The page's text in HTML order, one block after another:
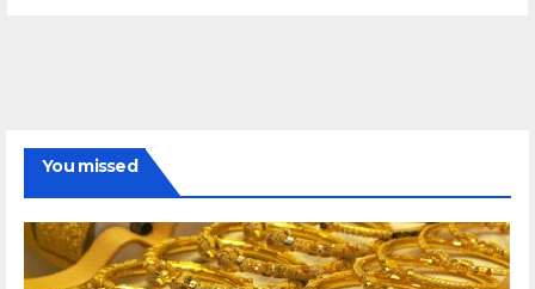
You missed